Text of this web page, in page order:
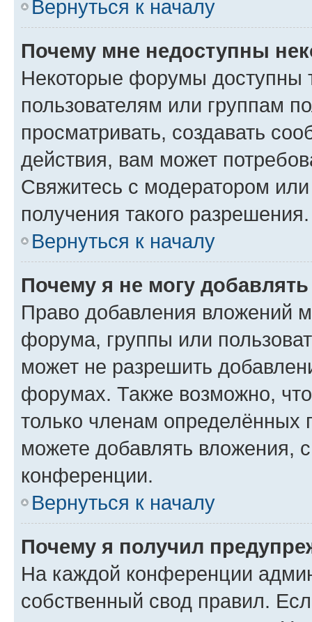
Вернуться к началу
Почему мне недоступны
Некоторые форумы доступны
пользователям или группам
просматривать, создавать
действия, вам может
Свяжитесь с модератором
получения такого разрешения.
Вернуться к началу
Почему я не могу
Право добавления вложений
форума, группы или
может не разрешить
форумах. Также возможно,
только членам определённых
можете добавлять вложения,
конференции.
Вернуться к началу
Почему я получил
На каждой конференции
собственный свод правил.